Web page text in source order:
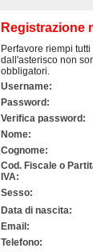
Registrazione
Perfavore riempi
dall'asterisco non
obbligatori.
Username:
Password:
Verifica password:
Nome:
Cognome:
Cod. Fiscale o
IVA:
Sesso:
Data di nascita:
Email:
Telefono: